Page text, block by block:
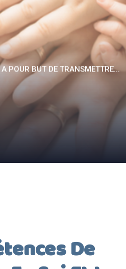
POUR BUT DE TRANSMETTRE...
De